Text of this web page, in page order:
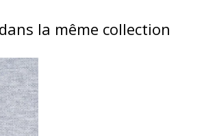
la même collection